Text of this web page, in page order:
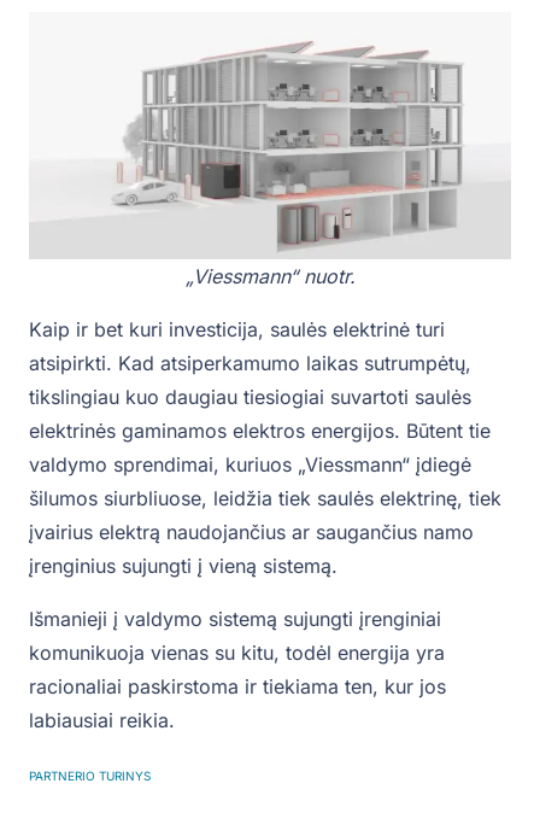
„Viessmann“ nuotr.
Kaip ir bet kuri investicija, saulės elektrinė turi
atsipirkti. Kad atsiperkamumo laikas sutrumpėtų,
tikslingiau kuo daugiau tiesiogiai suvartoti saulės
elektrinės gaminamos elektros energijos. Būtent tie
valdymo sprendimai, kuriuos „Viessmann“ įdiegė
šilumos siurbliuose, leidžia tiek saulės elektrinę, tiek
įvairius elektrą naudojančius ar saugančius namo
įrenginius sujungti į vieną sistemą.
Išmanieji į valdymo sistemą sujungti įrenginiai
komunikuoja vienas su kitu, todėl energija yra
racionaliai paskirstoma ir tiekiama ten, kur jos
labiausiai reikia.
PARTNERIO TURINYS